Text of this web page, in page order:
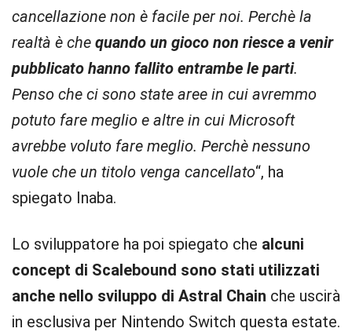
cancellazione non è facile per noi. Perchè la
realtà è che quando un gioco non riesce a venir
pubblicato hanno fallito entrambe le parti.
Penso che ci sono state aree in cui avremmo
potuto fare meglio e altre in cui Microsoft
avrebbe voluto fare meglio. Perchè nessuno
vuole che un titolo venga cancellato“, ha
spiegato Inaba.
Lo sviluppatore ha poi spiegato che alcuni
concept di Scalebound sono stati utilizzati
anche nello sviluppo di Astral Chain che uscirà
in esclusiva per Nintendo Switch questa estate.